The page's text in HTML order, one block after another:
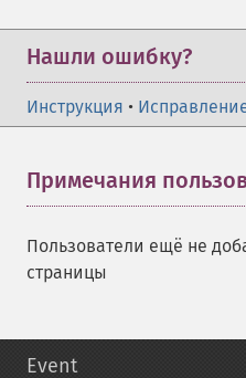
Нашли ошибку?
Инструкция •
Примечания
Пользователи ещё не
страницы
Event